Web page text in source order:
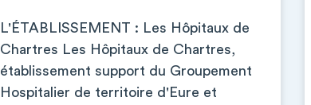
L'ÉTABLISSEMENT : Les Hôpitaux de
Chartres Les Hôpitaux de Chartres,
établissement support du Groupement
Hospitalier de territoire d'Eure et